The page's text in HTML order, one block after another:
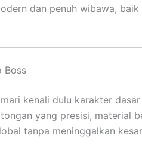
dan penuh wibawa,
Boss
kenali dulu karakter
yang presisi, material
tanpa meninggalkan